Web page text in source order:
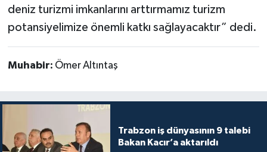
deniz turizmi imkanlarını arttırmamız turizm
potansiyelimize önemli katkı sağlayacaktır” dedi.
Muhabir: Ömer Altıntaş
Trabzon iş dünyasının 9 talebi
Bakan Kacır’a aktarıldı